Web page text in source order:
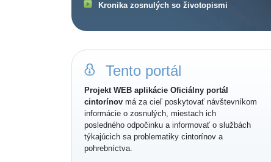
Kronika zosnulých so životopismi
Tento portál
Projekt WEB aplikácie Oficiálny portál
cintorínov má za cieľ poskytovať návštevníkom
informácie o zosnulých, miestach ich
posledného odpočinku a informovať o službách
týkajúcich sa problematiky cintorínov a
pohrebníctva.